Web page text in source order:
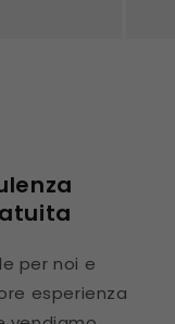
per noi e
esperienza